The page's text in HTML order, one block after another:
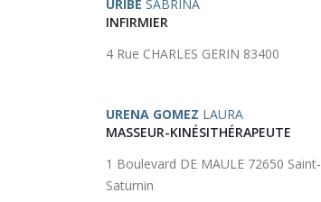
URIBE SABRINA
INFIRMIER
4 Rue CHARLES GERIN 83400
URENA GOMEZ LAURA
MASSEUR-KINÉSITHÉRAPEUTE
1 Boulevard DE MAULE 72650 Saint-
Saturnin